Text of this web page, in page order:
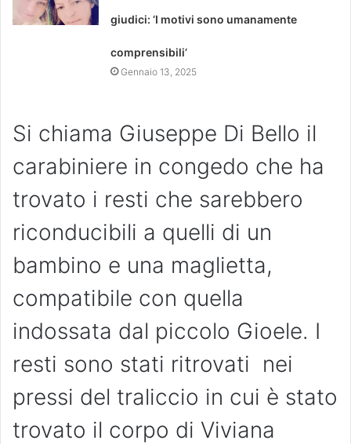
giudici: ‘I motivi sono umanamente
comprensibili’
Gennaio 13, 2025
Si chiama Giuseppe Di Bello il
carabiniere in congedo che ha
trovato i resti che sarebbero
riconducibili a quelli di un
bambino e una maglietta,
compatibile con quella
indossata dal piccolo Gioele. I
resti sono stati ritrovati nei
pressi del traliccio in cui è stato
trovato il corpo di Viviana